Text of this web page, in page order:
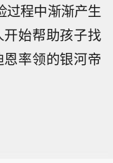
过程中渐渐产生
始帮助孩子找
率领的银河帝